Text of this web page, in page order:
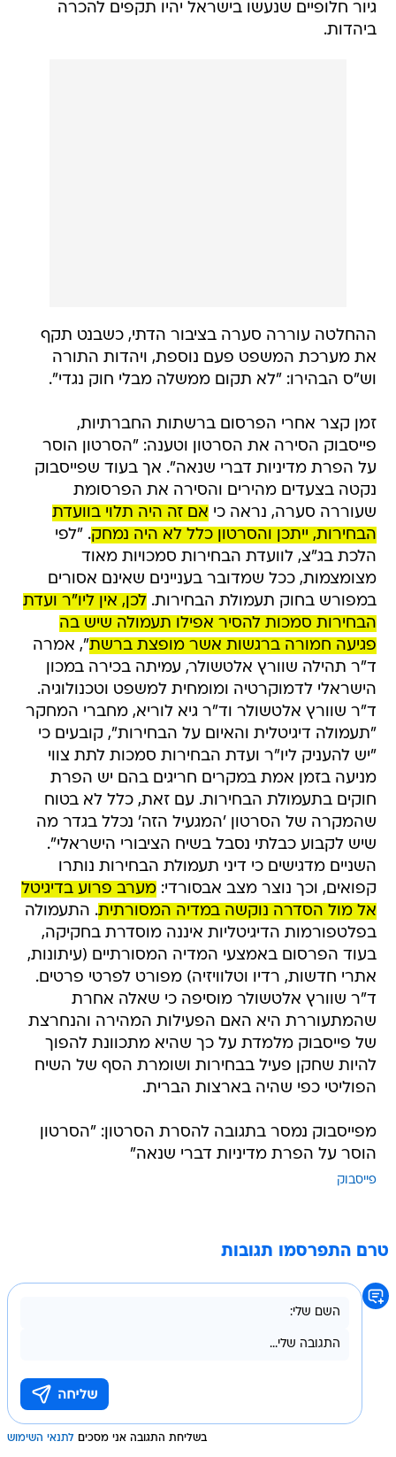
גיור חלופיים שנעשו בישראל יהיו תקפים להכרה
ביהדות.
ההחלטה עוררה סערה בציבור הדתי, כשבנט תקף
את מערכת המשפט פעם נוספת, ויהדות התורה
וש"ס הבהירו: "לא תקום ממשלה מבלי חוק נגדי".
זמן קצר אחרי הפרסום ברשתות החברתיות,
פייסבוק הסירה את הסרטון וטענה: "הסרטון הוסר
על הפרת מדיניות דברי שנאה". אך בעוד שפייסבוק
נקטה בצעדים מהירים והסירה את הפרסומת
שעוררה סערה, נראה כי אם זה היה תלוי בוועדת
הבחירות, ייתכן והסרטון כלל לא היה נמחק. "לפי
הלכת בג"צ, לוועדת הבחירות סמכויות מאוד
מצומצמות, ככל שמדובר בעניינים שאינם אסורים
במפורש בחוק תעמולת הבחירות.לכן, אין ליו"ר ועדת
הבחירות סמכות להסיר אפילו תעמולה שיש בה
פגיעה חמורה ברגשות אשר מופצת ברשת", אמרה
ד"ר תהילה שוורץ אלטשולר, עמיתה בכירה במכון
הישראלי לדמוקרטיה ומומחית למשפט וטכנולוגיה.
ד"ר שוורץ אלטשולר וד"ר גיא לוריא, מחברי המחקר
"תעמולה דיגיטלית והאיום על הבחירות", קובעים כי
"יש להעניק ליו"ר ועדת הבחירות סמכות לתת צווי
מניעה בזמן אמת במקרים חריגים בהם יש הפרת
חוקים בתעמולת הבחירות. עם זאת, כלל לא בטוח
שהמקרה של הסרטון 'המגעיל הזה' נכלל בגדר מה
שיש לקבוע כבלתי נסבל בשיח הציבורי הישראלי".
השניים מדגישים כי דיני תעמולת הבחירות נותרו
קפואים, וכך נוצר מצב אבסורדי:מערב פרוע בדיגיטל
אל מול הסדרה נוקשה במדיה המסורתית. התעמולה
בפלטפורמות הדיגיטליות איננה מוסדרת בחקיקה,
בעוד הפרסום באמצעי המדיה המסורתיים (עיתונות,
אתרי חדשות, רדיו וטלוויזיה) מפורט לפרטי פרטים.
ד"ר שוורץ אלטשולר מוסיפה כי שאלה אחרת
שהמתעוררת היא האם הפעילות המהירה והנחרצת
של פייסבוק מלמדת על כך שהיא מתכוונת להפוך
להיות שחקן פעיל בבחירות ושומרת הסף של השיח
הפוליטי כפי שהיה בארצות הברית.
מפייסבוק נמסר בתגובה להסרת הסרטון: "הסרטון
הוסר על הפרת מדיניות דברי שנאה"
פייסבוק
טרם התפרסמו תגובות
בשליחת התגובה אני מסכים לתנאי השימוש